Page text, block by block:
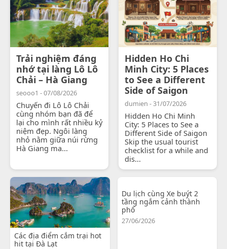
Trải nghiệm đáng
nhớ tại làng Lô Lô
Chải – Hà Giang
seooo1 - 07/08/2026
Chuyến đi Lô Lô Chải
cùng nhóm bạn đã để
lại cho mình rất nhiều kỷ
niệm đẹp. Ngôi làng
nhỏ nằm giữa núi rừng
Hà Giang ma...
Hidden Ho Chi
Minh City: 5 Places
to See a Different
Side of Saigon
dumien - 31/07/2026
Hidden Ho Chi Minh
City: 5 Places to See a
Different Side of Saigon
Skip the usual tourist
checklist for a while and
dis...
Các địa điểm cắm trại hot
hit tại Đà Lạt
Du lịch cùng Xe buýt 2
tầng ngắm cảnh thành
phố
27/06/2026